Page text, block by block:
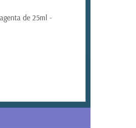
de 25ml -